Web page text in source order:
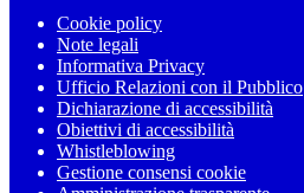
Cookie policy
Note legali
Informativa Privacy
Ufficio Relazioni con il Pubblico
Dichiarazione di accessibilità
Obiettivi di accessibilità
Whistleblowing
Gestione consensi cookie